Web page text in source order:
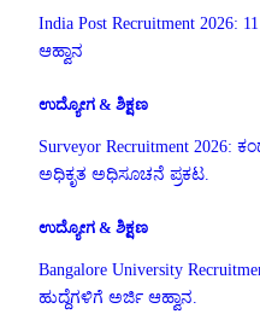
India Post Recruitment 2026:
ಆಹ್ವಾನ
ಉದ್ಯೋಗ & ಶಿಕ್ಷಣ
Surveyor Recruitment 2026:
ಅಧಿಕೃತ ಅಧಿಸೂಚನೆ ಪ್ರಕಟ.
ಉದ್ಯೋಗ & ಶಿಕ್ಷಣ
Bangalore University
ಹುದ್ದೆಗಳಿಗೆ ಅರ್ಜಿ ಆಹ್ವಾನ.